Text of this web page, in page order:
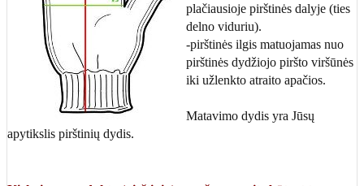
plačiausioje pirštinės dalyje (ties
delno viduriu).
-pirštinės ilgis matuojamas nuo
pirštinės dydžiojo piršto viršūnės
iki užlenkto atraito apačios.
Matavimo dydis yra Jūsų
apytikslis pirštinių dydis.